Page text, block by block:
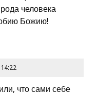
человека
Божию!
что сами себе